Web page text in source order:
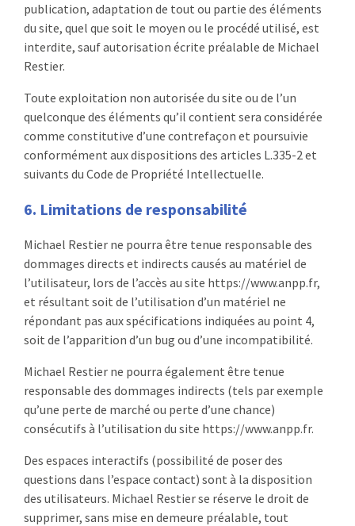
publication, adaptation de tout ou partie des éléments
du site, quel que soit le moyen ou le procédé utilisé, est
interdite, sauf autorisation écrite préalable de Michael
Restier.
Toute exploitation non autorisée du site ou de l’un
quelconque des éléments qu’il contient sera considérée
comme constitutive d’une contrefaçon et poursuivie
conformément aux dispositions des articles L.335-2 et
suivants du Code de Propriété Intellectuelle.
6. Limitations de responsabilité
Michael Restier ne pourra être tenue responsable des
dommages directs et indirects causés au matériel de
l’utilisateur, lors de l’accès au site https://www.anpp.fr,
et résultant soit de l’utilisation d’un matériel ne
répondant pas aux spécifications indiquées au point 4,
soit de l’apparition d’un bug ou d’une incompatibilité.
Michael Restier ne pourra également être tenue
responsable des dommages indirects (tels par exemple
qu’une perte de marché ou perte d’une chance)
consécutifs à l’utilisation du site https://www.anpp.fr.
Des espaces interactifs (possibilité de poser des
questions dans l’espace contact) sont à la disposition
des utilisateurs. Michael Restier se réserve le droit de
supprimer, sans mise en demeure préalable, tout